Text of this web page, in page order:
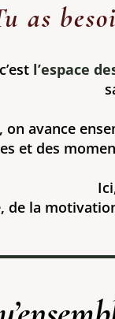
as
l’espace
on avance
et des
de la